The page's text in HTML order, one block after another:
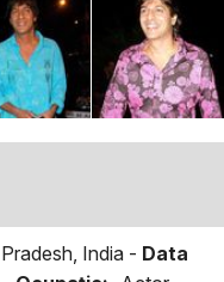
India - Data